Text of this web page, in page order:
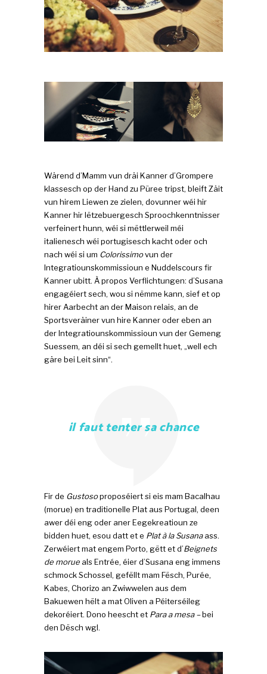
Wärend d’Mamm vun dräi Kanner d’Grompere
klassesch op der Hand zu Püree tripst, bleift Zäit
vun hirem Liewen ze zielen, dovunner wéi hir
Kanner hir lëtzebuergesch Sproochkenntnisser
verfeinert hunn, wéi si mëttlerweil méi
italienesch wéi portugisesch kacht oder och
nach wéi si um Colorissimovun der
Integratiounskommissioun e Nuddelscours fir
Kanner ubitt. À propos Verflichtungen: d’Susana
engagéiert sech, wou si nëmme kann, sief et op
hirer Aarbecht an der Maison relais, an de
Sportsveräiner vun hire Kanner oder eben an
der Integratiounskommissioun vun der Gemeng
Suessem, an déi si sech gemellt huet, „well ech
gäre bei Leit sinn“.
il faut tenter sa chance
Fir de Gustosoproposéiert si eis mam Bacalhau
(morue) en traditionelle Plat aus Portugal, deen
awer déi eng oder aner Eegekreatioun ze
bidden huet, esou datt et e Plat à la Susanaass.
Zerwéiert mat engem Porto, gëtt et d’Beignets
de morue als Entrée, éier d’Susana eng immens
schmock Schossel, gefëllt mam Fësch, Purée,
Kabes, Chorizo an Zwiwwelen aus dem
Bakuewen hëlt a mat Oliven a Péiterséileg
dekoréiert. Dono heescht et Para a mesa –bei
den Dësch wgl.